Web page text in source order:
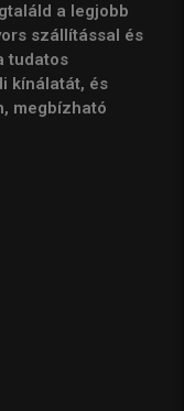
a legjobb
szállítással és
tudatos
kínálatát, és
megbízható